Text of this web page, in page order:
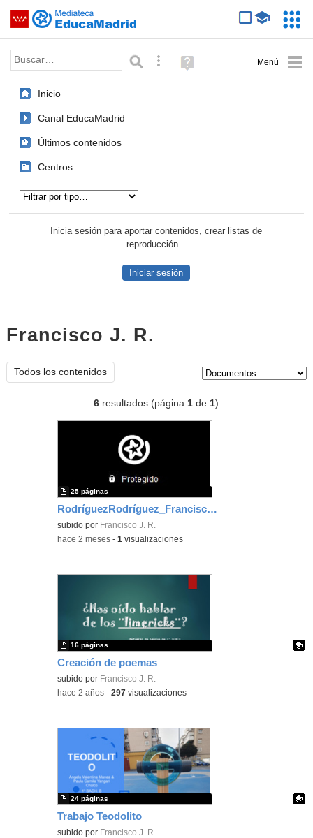
Saltar navegación
Palabra o frase: Búsqueda avanzada
Ayuda
(en
Inicio
Canal EducaMadrid
Últimos contenidos
Centros
Inicia sesión para aportar contenidos, crear listas de
reproducción...
Iniciar sesión
Francisco J. R.
Todos los contenidos
6 resultados (página1 de1)
RodríguezRodríguez_FranciscoJ_EvidenciaArea_1
subido por Francisco J. R.
25 páginas
-hace 2 meses -1 visualizaciones
Creación de poemas
Contenido educativo.
subido por Francisco J. R.
16 páginas
-hace 2 años -297 visualizaciones
Trabajo Teodolito
Contenido educativo.
subido por Francisco J. R.
24 páginas